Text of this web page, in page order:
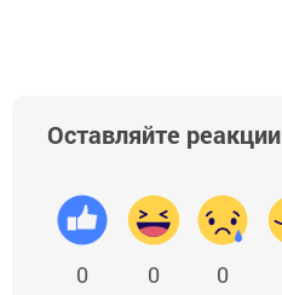
Оставляйте реакции
0 0 0